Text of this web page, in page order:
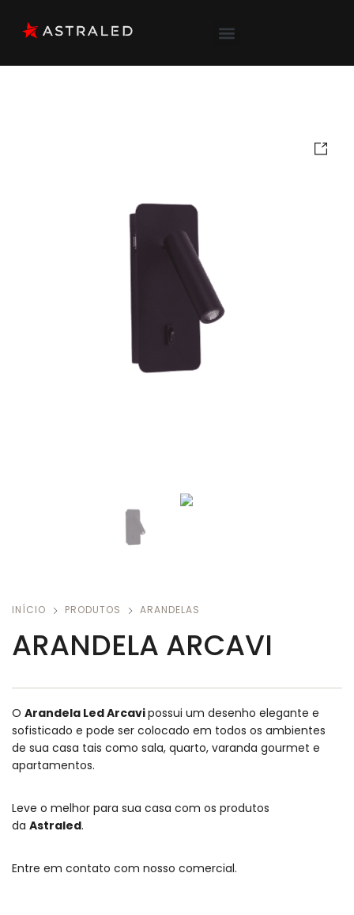
INÍCIO PRODUTOS ARANDELAS
ARANDELA ARCAVI
O Arandela Led Arcavipossui um desenho elegante e
sofisticado e pode ser colocado em todos os ambientes
de sua casa tais como sala, quarto, varanda gourmet e
apartamentos.
Leve o melhor para sua casa com os produtos
da Astraled.
Entre em contato com nosso comercial.